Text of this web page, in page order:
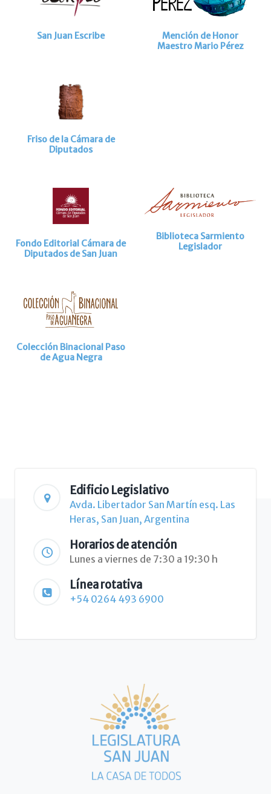
San Juan Escribe
Mención de Honor
Maestro Mario Pérez
Friso de la Cámara de
Diputados
Fondo Editorial Cámara de
Diputados de San Juan
Biblioteca Sarmiento
Legislador
Colección Binacional Paso
de Agua Negra
Edificio Legislativo
Avda. Libertador San Martín esq. Las
Heras, San Juan, Argentina
Horarios de atención
Lunes a viernes de 7:30 a 19:30 h
Línea rotativa
+54 0264 493 6900